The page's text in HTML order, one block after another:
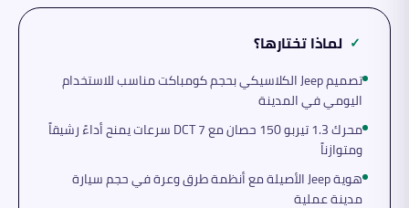
✓ لماذا تختارها؟
تصميم Jeep الكلاسيكي بحجم كومباكت مناسب للاستخدام
اليومي في المدينة
محرك 1.3 تيربو 150 حصان مع DCT 7 سرعات يمنح أداءً رشيقاً
ومتوازناً
هوية Jeep الأصيلة مع أنظمة طرق وعرة في حجم سيارة
مدينة عملية